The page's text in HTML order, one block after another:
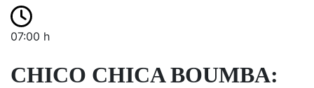
07:00 h
CHICO CHICA BOUMBA: